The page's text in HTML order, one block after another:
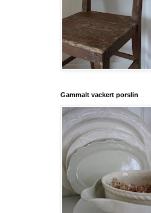
Gammalt vackert porslin